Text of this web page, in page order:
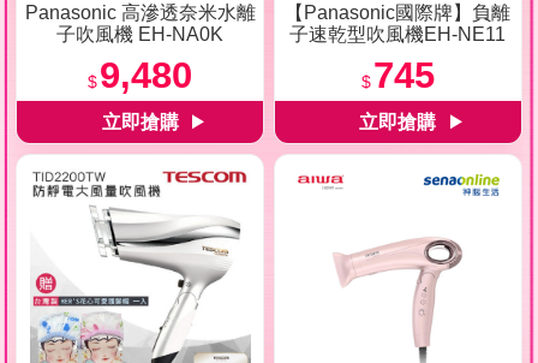
Panasonic 高滲透奈米水離
子吹風機 EH-NA0K
$9,480
【Panasonic國際牌】負離
子速乾型吹風機EH-NE11
$745